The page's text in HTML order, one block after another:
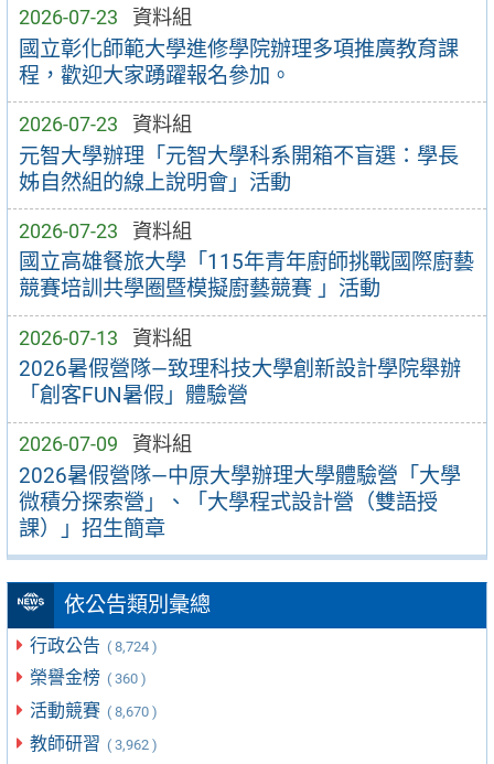
2026-07-23 資料組
國立彰化師範大學進修學院辦理多項推廣教育課
程，歡迎大家踴躍報名參加。
2026-07-23 資料組
元智大學辦理「元智大學科系開箱不盲選：學長
姊自然組的線上說明會」活動
2026-07-23 資料組
國立高雄餐旅大學「115年青年廚師挑戰國際廚藝
競賽培訓共學圈暨模擬廚藝競賽 」活動
2026-07-13 資料組
2026暑假營隊—致理科技大學創新設計學院舉辦
「創客FUN暑假」體驗營
2026-07-09 資料組
2026暑假營隊—中原大學辦理大學體驗營「大學
微積分探索營」、「大學程式設計營（雙語授
課）」招生簡章
依公告類別彙總
行政公告 ( 8,724 )
榮譽金榜 ( 360 )
活動競賽 ( 8,670 )
教師研習 ( 3,962 )